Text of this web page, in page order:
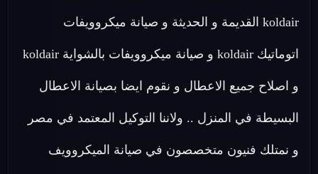
koldair القديمة و الحديثة و صيانة ميكروويفات
اتوماتيك koldair و صيانة ميكروويفات بالشواية koldair
و اصلاح جميع الاعطال و نقوم ايضا بصيانة الاعطال
البسيطة في المنزل .. ولاننا التوكيل المعتمد في مصر
و نمتلك فنيون متخصصون في صيانة الميكروويف